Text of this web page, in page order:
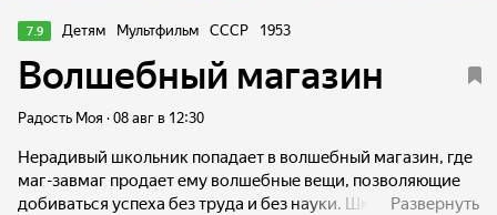
7.9 Детям Мультфильм СССР 1953
Волшебный магазин
Радость Моя · 08 авг в 12:30
Нерадивый школьник попадает в волшебный магазин, где
маг-завмаг продает ему волшебные вещи, позволяющие
добиваться успеха без труда и без науки. ШкольникРазвернуть